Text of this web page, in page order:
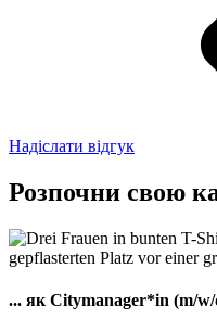
Надіслати відгук
Розпочни свою
... як Citymanager*in (m/w/